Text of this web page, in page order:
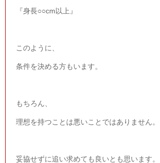
『身長○○cm以上』
このように、
条件を決める方もいます。
もちろん、
理想を持つことは悪いことではありません。
妥協せずに追い求めても良いとも思います。